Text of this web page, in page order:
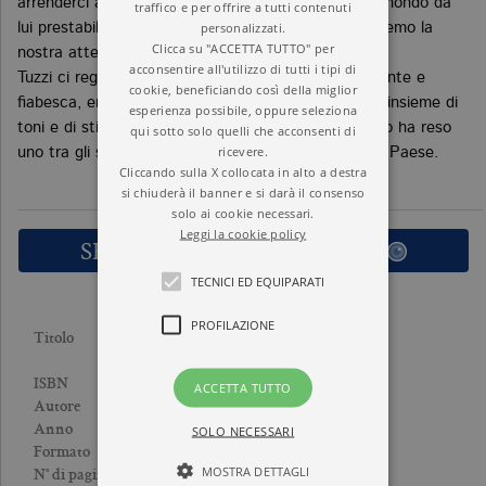
arrenderci alle sue intenzioni e considerare reale il mondo da
lui prestabilito, per tutto il tempo in cui gli dedicheremo la
nostra attenzione».
Tuzzi ci regala una storia vorticosa e onirica, esilarante e
fiabesca, enciclopedica e grottesca, un avvincente insieme di
toni e di stile ordito con l’autorevole maestria che lo ha reso
uno tra gli scrittori, e i giallisti, più amati del nostro Paese.
SFOGLIA LE PRIME PAGINE
Titolo
ISBN 9788833941882
Autore HANS TUZZI
Anno 2023
Formato
N° di pagine 176
traffico e per offrire a tutti contenuti
personalizzati.
Clicca su "ACCETTA TUTTO" per
acconsentire all'utilizzo di tutti i tipi di
cookie, beneficiando così della miglior
esperienza possibile, oppure seleziona
qui sotto solo quelli che acconsenti di
ricevere.
Cliccando sulla X collocata in alto a destra
si chiuderà il banner e si darà il consenso
solo ai cookie necessari.
Leggi la cookie policy
TECNICI ED EQUIPARATI
PROFILAZIONE
ACCETTA TUTTO
SOLO NECESSARI
MOSTRA DETTAGLI